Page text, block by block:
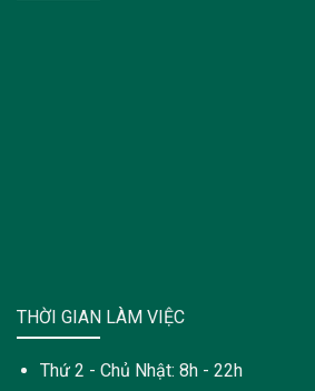
THỜI GIAN LÀM VIỆC
Thứ 2 - Chủ Nhật: 8h - 22h